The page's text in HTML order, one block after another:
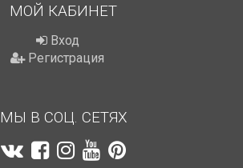
МОЙ КАБИНЕТ
Вход
Регистрация
МЫ В СОЦ. СЕТЯХ